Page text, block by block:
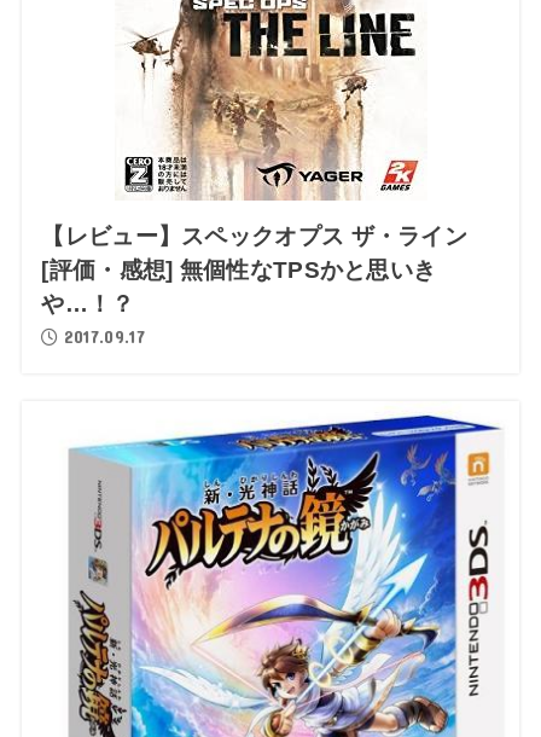
【レビュー】スペックオプス ザ・ライン
[評価・感想] 無個性なTPSかと思いき
や…！？
2017.09.17